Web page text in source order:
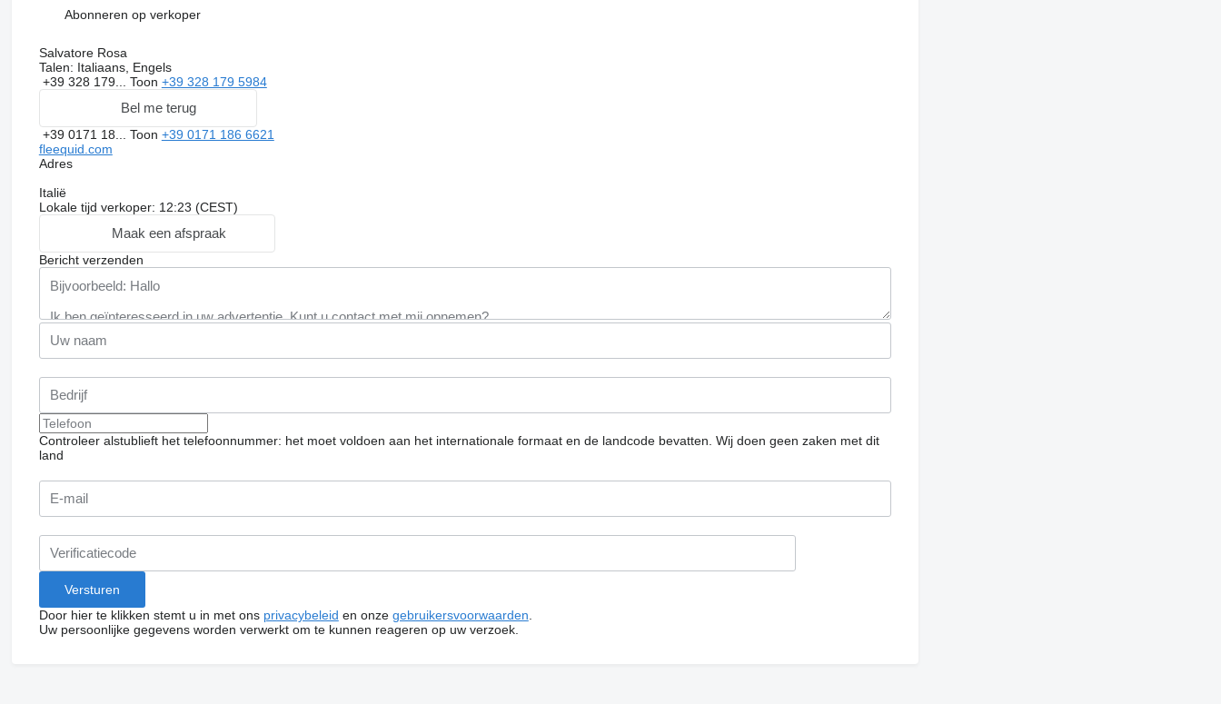
Abonneren op verkoper
Salvatore Rosa
Talen: Italiaans, Engels
+39 328 179... Toon +39 328 179 5984
Bel me terug
+39 0171 18... Toon +39 0171 186 6621
fleequid.com
Adres
Italië
Lokale tijd verkoper: 12:23 (CEST)
Maak een afspraak
Bericht verzenden
Controleer alstublieft het telefoonnummer: het moet voldoen aan het internationale formaat en de landcode bevatten. Wij doen geen zaken met dit
land
Door hier te klikken stemt u in met ons privacybeleid en onze gebruikersvoorwaarden
Uw persoonlijke gegevens worden verwerkt om te kunnen reageren op uw verzoek.